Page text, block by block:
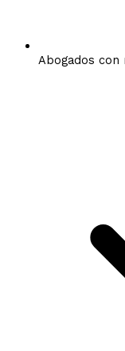
Abogados con